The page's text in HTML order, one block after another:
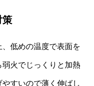
策
、低めの温度で表面を
火でじっくりと加熱
すいので薄く伸ばし